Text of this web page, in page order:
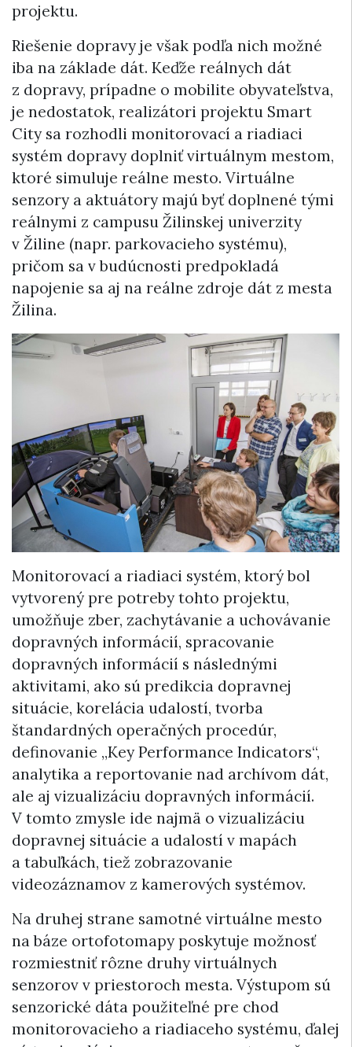
projektu.
Riešenie dopravy je však podľa nich možné
iba na základe dát. Keďže reálnych dát
z dopravy, prípadne o mobilite obyvateľstva,
je nedostatok, realizátori projektu Smart
City sa rozhodli monitorovací a riadiaci
systém dopravy doplniť virtuálnym mestom,
ktoré simuluje reálne mesto. Virtuálne
senzory a aktuátory majú byť doplnené tými
reálnymi z campusu Žilinskej univerzity
v Žiline (napr. parkovacieho systému),
pričom sa v budúcnosti predpokladá
napojenie sa aj na reálne zdroje dát z mesta
Žilina.
Monitorovací a riadiaci systém, ktorý bol
vytvorený pre potreby tohto projektu,
umožňuje zber, zachytávanie a uchovávanie
dopravných informácií, spracovanie
dopravných informácií s následnými
aktivitami, ako sú predikcia dopravnej
situácie, korelácia udalostí, tvorba
štandardných operačných procedúr,
definovanie „Key Performance Indicators“,
analytika a reportovanie nad archívom dát,
ale aj vizualizáciu dopravných informácií.
V tomto zmysle ide najmä o vizualizáciu
dopravnej situácie a udalostí v mapách
a tabuľkách, tiež zobrazovanie
videozáznamov z kamerových systémov.
Na druhej strane samotné virtuálne mesto
na báze ortofotomapy poskytuje možnosť
rozmiestniť rôzne druhy virtuálnych
senzorov v priestoroch mesta. Výstupom sú
senzorické dáta použiteľné pre chod
monitorovacieho a riadiaceho systému, ďalej